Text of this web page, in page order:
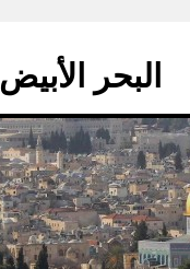
La mer blanche – البحر الأبيض